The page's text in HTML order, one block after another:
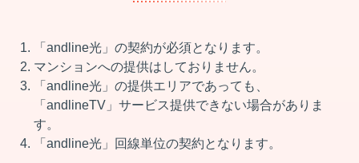
「andline光」の契約が必須となります。
マンションへの提供はしておりません。
「andline光」の提供エリアであっても、
「andlineTV」サービス提供できない場合がありま
す。
「andline光」回線単位の契約となります。